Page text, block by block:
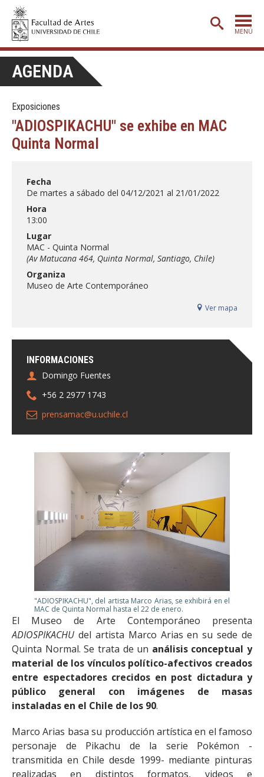
MENÚ
CARRERAS
DEPARTAMENTOS
AGENDA
Exposiciones
"ADIOSPIKACHU" se exhibe en MAC
Quinta Normal
INFORMACIONES
Domingo Fuentes
+56 2 2977 1743
prensamac@u.uchile.cl
Fecha
De martes a sábado del 04/12/2021 al 21/01/2022
Hora
13:00
Lugar
MAC - Quinta Normal
(Av Matucana 464, Quinta Normal, Santiago, Chile)
Organiza
Museo de Arte Contemporáneo
Ver mapa
"ADIOSPIKACHU", del artista Marco Arias, se exhibirá en el
MAC de Quinta Normal hasta el 22 de enero.
El Museo de Arte Contemporáneo presenta
ADIOSPIKACHU del artista Marco Arias en su sede de
Quinta Normal. Se trata de un análisis conceptual y
material de los vínculos político-afectivos creados
entre espectadores crecidos en post dictadura y
público general con imágenes de masas
instaladas en el Chile de los 90.
Marco Arias basa su producción artística en el famoso
personaje de Pikachu de la serie Pokémon -
transmitida en Chile desde 1999- mediante pinturas
realizadas en distintos formatos, videos e